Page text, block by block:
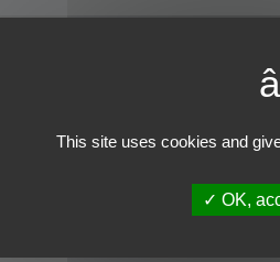
This site uses cookies and
OK,